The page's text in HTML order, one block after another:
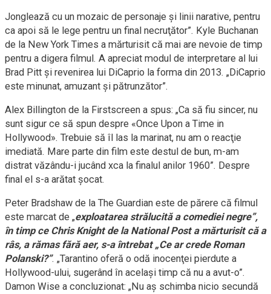
Jonglează cu un mozaic de personaje şi linii narative, pentru
ca apoi să le lege pentru un final necruţător”. Kyle Buchanan
de la New York Times a mărturisit că mai are nevoie de timp
pentru a digera filmul. A apreciat modul de interpretare al lui
Brad Pitt şi revenirea lui DiCaprio la forma din 2013. „DiCaprio
este minunat, amuzant şi pătrunzător”.
Alex Billington de la Firstscreen a spus: „Ca să fiu sincer, nu
sunt sigur ce să spun despre «Once Upon a Time in
Hollywood». Trebuie să îl las la marinat, nu am o reacţie
imediată. Mare parte din film este destul de bun, m-am
distrat văzându-i jucând xca la finalul anilor 1960”. Despre
final el s-a arătat şocat.
Peter Bradshaw de la The Guardian este de părere că filmul
este marcat de „exploatarea strălucită a comediei negre”,
în timp ce Chris Knight de la National Post a mărturisit că a
râs, a rămas fără aer, s-a întrebat „Ce ar crede Roman
Polanski?”. „Tarantino oferă o odă inocenţei pierdute a
Hollywood-ului, sugerând în acelaşi timp că nu a avut-o”.
Damon Wise a concluzionat: „Nu aş schimba nicio secundă